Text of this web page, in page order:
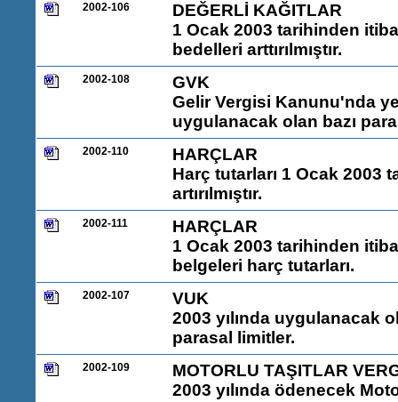
2002-106
DEĞERLİ KAĞITLAR
1 Ocak 2003 tarihinden
bedelleri arttırılmıştır.
2002-108
GVK
Gelir Vergisi Kanunu'nda
uygulanacak olan bazı
2002-110
HARÇLAR
Harç tutarları 1 Ocak 2003
artırılmıştır.
2002-111
HARÇLAR
1 Ocak 2003 tarihinden
belgeleri harç tutarları.
2002-107
VUK
2003 yılında uygulanacak
parasal limitler.
2002-109
MOTORLU TAŞITLAR
2003 yılında ödenecek